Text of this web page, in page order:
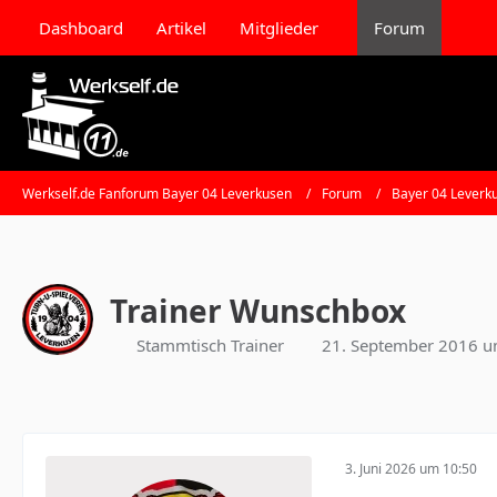
Dashboard Artikel Mitglieder Forum
Werkself.de Fanforum Bayer 04 Leverkusen Forum Bayer 04
Trainer Wunschbox
Stammtisch Trainer 21. September 2016
3. Juni 2026 um 10:50